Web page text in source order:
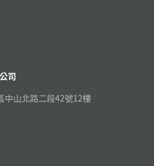
司
中山北路二段42號12樓